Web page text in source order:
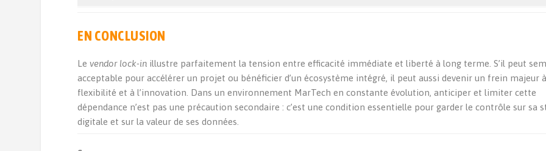
EN CONCLUSION
Levendor lock-in illustre parfaitement la tension entre efficacité immédiate et liberté à long terme. S’il peut
acceptable pour accélérer un projet ou bénéficier d’un écosystème intégré, il peut aussi devenir un frein majeur
flexibilité et à l’innovation. Dans un environnement MarTech en constante évolution, anticiper et limiter cette
dépendance n’est pas une précaution secondaire : c’est une condition essentielle pour garder le contrôle sur sa
digitale et sur la valeur de ses données.